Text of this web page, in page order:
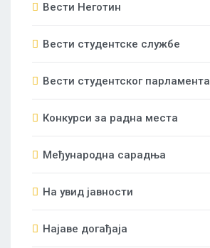
Вести Неготин
Вести студентске службе
Вести студентског парламента
Конкурси за радна места
Међународна сарадња
На увид јавности
Најаве догађаја